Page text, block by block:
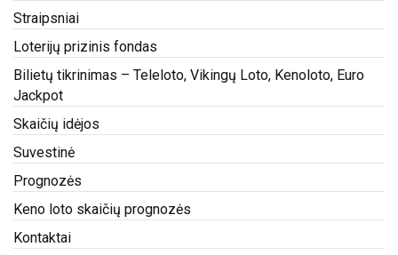
Straipsniai
Loterijų prizinis fondas
Bilietų tikrinimas – Teleloto, Vikingų Loto, Kenoloto, Euro
Jackpot
Skaičių idėjos
Suvestinė
Prognozės
Keno loto skaičių prognozės
Kontaktai